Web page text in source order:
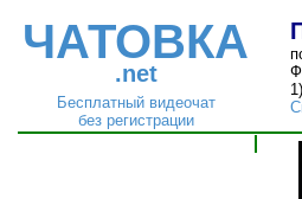
ЧАТОВКА
.net
Бесплатный видеочат
без регистрации